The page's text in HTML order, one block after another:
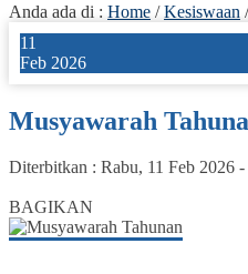
Anda ada di : Home /Kesiswaan
11
Feb 2026
Musyawarah
Diterbitkan : Rabu, 11 Feb 2026 -
BAGIKAN